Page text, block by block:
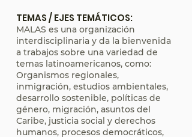
TEMAS / EJES TEMÁTICOS:
MALAS es una organización
interdisciplinaria y da la bienvenida
a trabajos sobre una variedad de
temas latinoamericanos, como:
Organismos regionales,
inmigración, estudios ambientales,
desarrollo sostenible, políticas de
género, migración, asuntos del
Caribe, justicia social y derechos
humanos, procesos democráticos,